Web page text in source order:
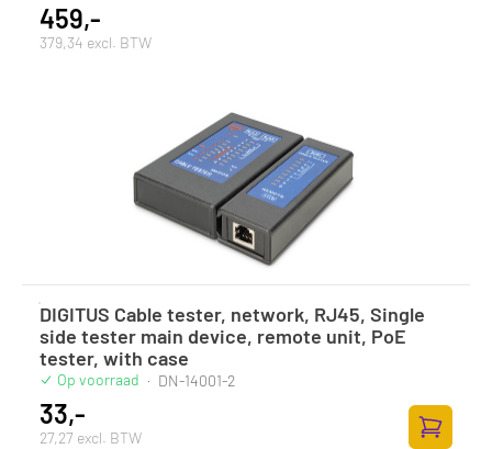
459,-
379,34 excl. BTW
DIGITUS Cable tester, network, RJ45, Single
side tester main device, remote unit, PoE
tester, with case
Op voorraad · DN-14001-2
33,-
27,27 excl. BTW